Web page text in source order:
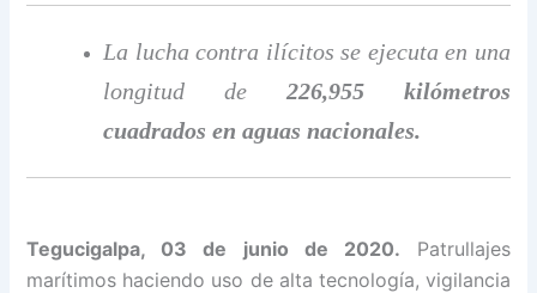
La lucha contra ilícitos se ejecuta en una
longitud de 226,955 kilómetros
cuadrados en aguas nacionales.
Tegucigalpa, 03 de junio de 2020. Patrullajes
marítimos haciendo uso de alta tecnología, vigilancia